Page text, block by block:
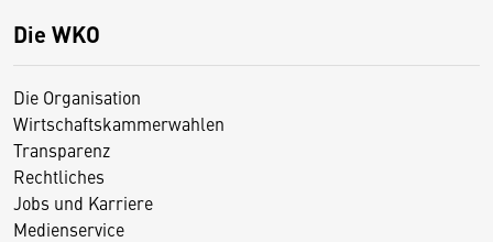
Die WKO
Die Organisation
Wirtschaftskammerwahlen
Transparenz
Rechtliches
Jobs und Karriere
Medienservice